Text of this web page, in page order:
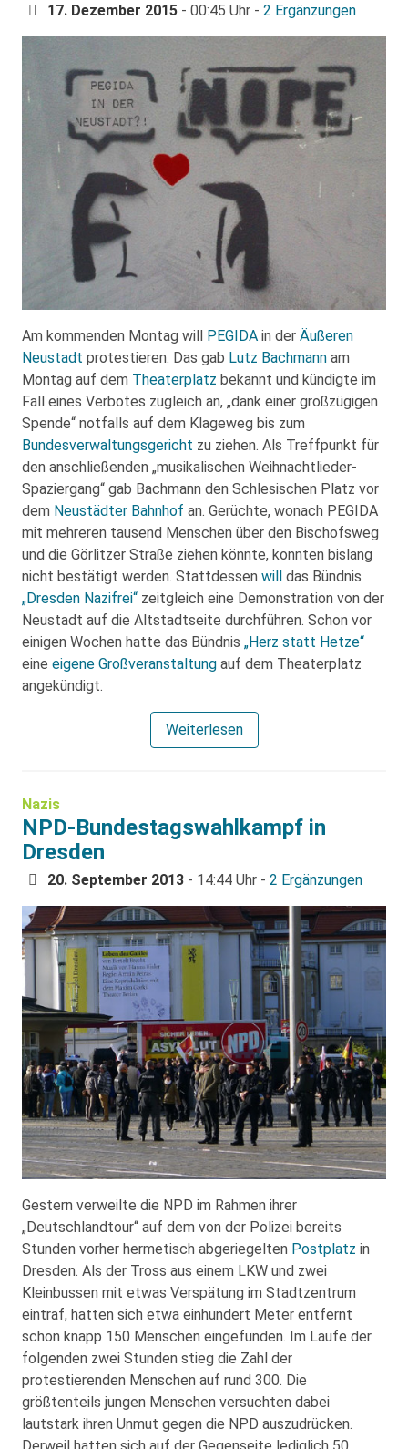
17. Dezember 2015 - 00:45 Uhr - 2 Ergänzungen
Am kommenden Montag will PEGIDA in der Äußeren
Neustadt protestieren. Das gab Lutz Bachmann am
Montag auf dem Theaterplatz bekannt und kündigte im
Fall eines Verbotes zugleich an, „dank einer großzügigen
Spende“ notfalls auf dem Klageweg bis zum
Bundesverwaltungsgericht zu ziehen. Als Treffpunkt für
den anschließenden „musikalischen Weihnachtlieder-
Spaziergang“ gab Bachmann den Schlesischen Platz vor
dem Neustädter Bahnhof an. Gerüchte, wonach PEGIDA
mit mehreren tausend Menschen über den Bischofsweg
und die Görlitzer Straße ziehen könnte, konnten bislang
nicht bestätigt werden. Stattdessen will das Bündnis
„Dresden Nazifrei“ zeitgleich eine Demonstration von der
Neustadt auf die Altstadtseite durchführen. Schon vor
einigen Wochen hatte das Bündnis „Herz statt Hetze“
eine eigene Großveranstaltung auf dem Theaterplatz
angekündigt.
Weiterlesen
Nazis
NPD-Bundestagswahlkampf in
Dresden
20. September 2013 - 14:44 Uhr - 2 Ergänzungen
Gestern verweilte die NPD im Rahmen ihrer
„Deutschlandtour“ auf dem von der Polizei bereits
Stunden vorher hermetisch abgeriegelten Postplatz in
Dresden. Als der Tross aus einem LKW und zwei
Kleinbussen mit etwas Verspätung im Stadtzentrum
eintraf, hatten sich etwa einhundert Meter entfernt
schon knapp 150 Menschen eingefunden. Im Laufe der
folgenden zwei Stunden stieg die Zahl der
protestierenden Menschen auf rund 300. Die
größtenteils jungen Menschen versuchten dabei
lautstark ihren Unmut gegen die NPD auszudrücken.
Derweil hatten sich auf der Gegenseite lediglich 50